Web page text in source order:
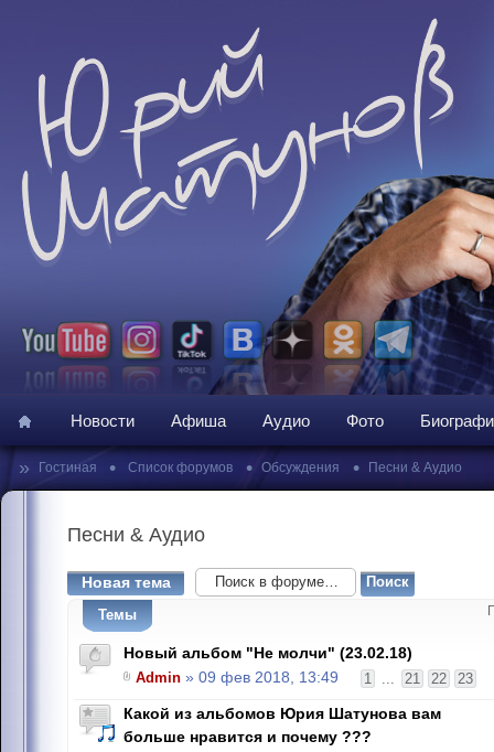
Новости Афиша Аудио Фото
» Гостиная • Список форумов • Обсуждения • Песни & Аудио
Песни & Аудио
Новая тема
Темы
Новый альбом "Не молчи" (23.02.18)
1 ... 21 22 23
Admin » 09 фев 2018, 13:49
Какой из альбомов Юрия Шатунова вам
больше нравится и почему ???